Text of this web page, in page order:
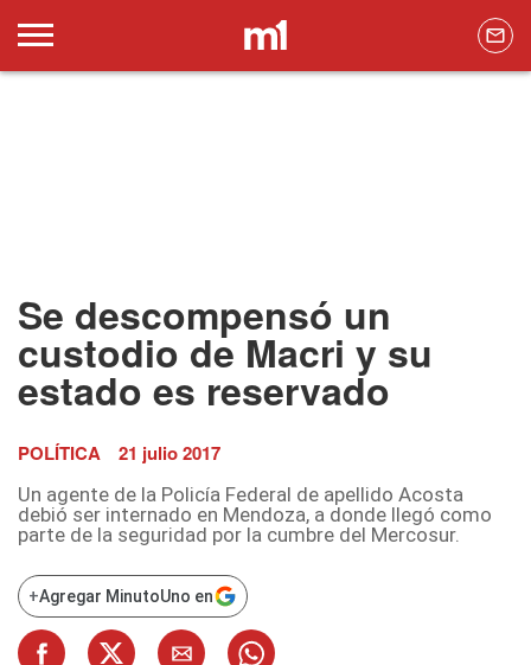
Se descompensó un
custodio de Macri y su
estado es reservado
POLÍTICA 21 julio 2017
Un agente de la Policía Federal de apellido Acosta
debió ser internado en Mendoza, a donde llegó como
parte de la seguridad por la cumbre del Mercosur.
+Agregar MinutoUno en